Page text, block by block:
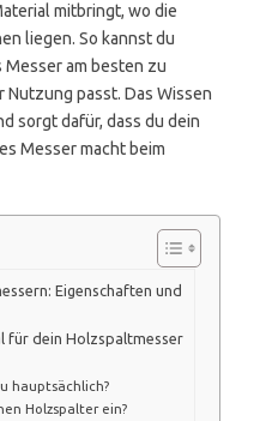
mitbringt, wo die
liegen. So kannst du
am besten zu
passt. Das Wissen
sorgt dafür, dass du dein
Messer macht beim
Eigenschaften und
für dein Holzspaltmesser
hauptsächlich?
Holzspalter ein?